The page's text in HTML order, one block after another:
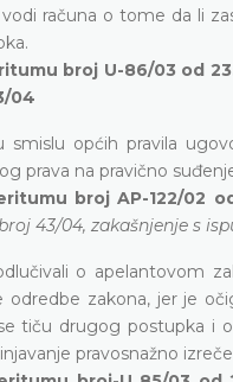
računa o tome da li
broj U-86/03 od
04
smislu općih pravila
prava na pravično
broj AP-122/02
43/04, zakašnjenje s
o apelantovom
odredbe zakona, jer je
tiču drugog postupka i
pravosnažno